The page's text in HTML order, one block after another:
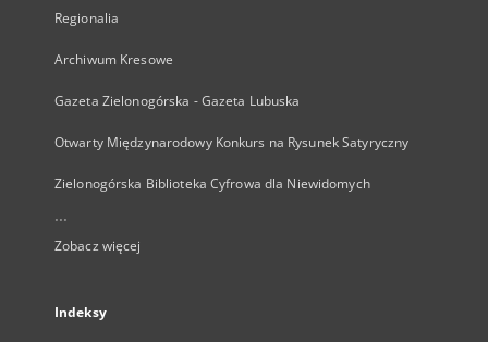
Regionalia
Archiwum Kresowe
Gazeta Zielonogórska - Gazeta Lubuska
Otwarty Międzynarodowy Konkurs na Rysunek Satyryczny
Zielonogórska Biblioteka Cyfrowa dla Niewidomych
...
Zobacz więcej
Indeksy